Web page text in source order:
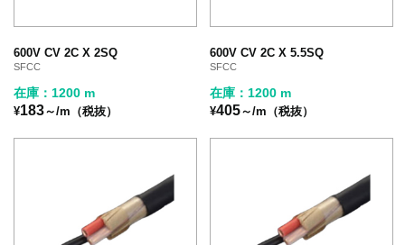
600V CV 2C X 2SQ
SFCC
在庫：1200 m
¥183～/m（税抜）
600V CV 2C X 5.5SQ
SFCC
在庫：1200 m
¥405～/m（税抜）